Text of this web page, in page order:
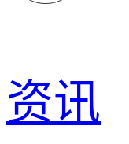
资讯